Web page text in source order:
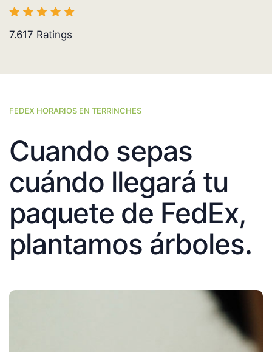
7.617 Ratings
FEDEX HORARIOS EN TERRINCHES
Cuando sepas
cuándo llegará tu
paquete de FedEx,
plantamos árboles.